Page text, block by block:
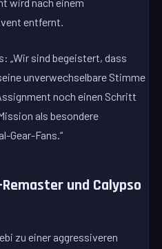
entfernt.
„Wir sind begeistert, dass
unverwechselbare Stimme
noch einen Schritt
als besondere
Gear-Fans.“
und Calypso
zu einer aggressiveren